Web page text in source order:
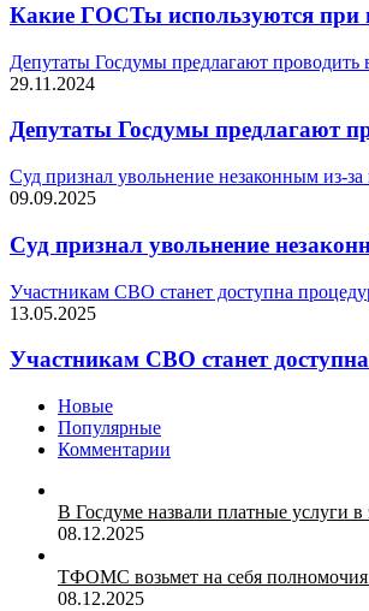
Какие ГОСТы используются при
Депутаты Госдумы предлагают
29.11.2024
Депутаты Госдумы предлагают
Суд признал увольнение незаконным из-
09.09.2025
Суд признал увольнение
Участникам СВО станет доступна
13.05.2025
Участникам СВО станет
Новые
Популярные
Комментарии
В Госдуме назвали платные
08.12.2025
ТФОМС возьмет на себя
08.12.2025